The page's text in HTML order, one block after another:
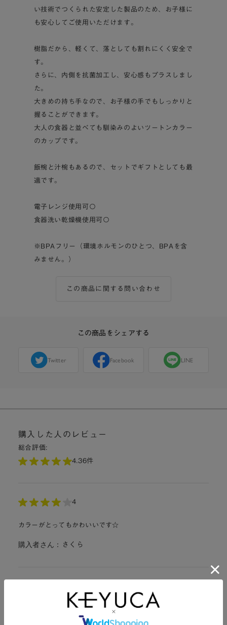
い技術でつくられた安定した製品のため、お子様に
も安心してご使用いただけます。
樹脂だから、軽くて、落としても割れにくく安全で
す。
さらに、内側を抗菌加工し、安心感もプラスしまし
た。
大きめの持ち手なので、お子様の手でもしっかりと
握ることができます。
大人の食器と並べても馴染みのよいツートンカラー
のカップです。
飯椀と汁椀もあるので、セットでギフトとしても最
適です。
電子レンジ使用可〇
食器洗い乾燥機使用可〇
※BPAフリー（環境ホルモンのひとつ、BPAを含
みません。）
この商品に関する問い合わせ
この商品をシェアする
Twitter Facebook LINE
購入した人のレビュー
総合評価:
4.36件
4
カラーがとってもかわいいです☆
購入者さん： さくら
軽くて持ちやすく、色も淡くてお気に入りで毎日使っていま
す！食洗機対応なのも助かります☆